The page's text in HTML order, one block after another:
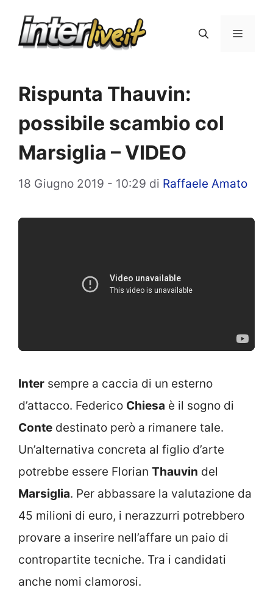
Menu
Rispunta Thauvin:
possibile scambio col
Marsiglia – VIDEO
18 Giugno 2019 - 10:29 di Raffaele Amato
Inter sempre a caccia di un esterno
d’attacco. Federico Chiesa è il sogno di
Conte destinato però a rimanere tale.
Un’alternativa concreta al figlio d’arte
potrebbe essere Florian Thauvin del
Marsiglia. Per abbassare la valutazione da
45 milioni di euro, i nerazzurri potrebbero
provare a inserire nell’affare un paio di
contropartite tecniche. Tra i candidati
anche nomi clamorosi.